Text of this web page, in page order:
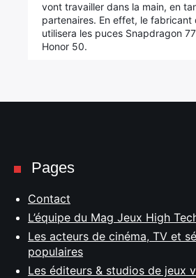
vont travailler dans la main, en
partenaires. En effet, le fabricant
utilisera les puces Snapdragon
Honor 50.
Pages
Contact
L’équipe du Mag Jeux High
Les acteurs de cinéma, TV et
populaires
Les éditeurs & studios de jeux